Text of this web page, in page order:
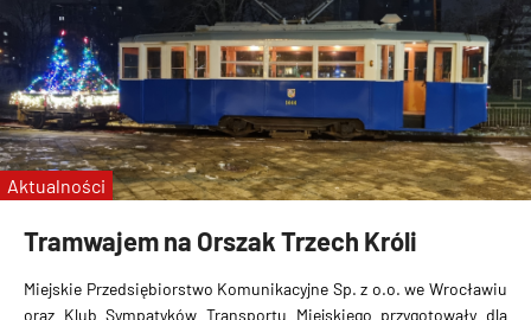
Tramwajem na Orszak Trzech Króli
Miejskie Przedsiębiorstwo Komunikacyjne Sp. z o.o. we Wrocławiu
oraz Klub Sympatyków Transportu Miejskiego przygotowały dla
Aktualności